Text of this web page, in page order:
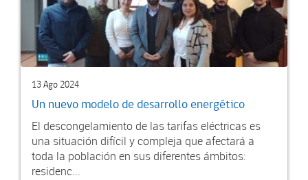
13 Ago 2024
Un nuevo modelo de desarrollo energético
El descongelamiento de las tarifas eléctricas es
una situación difícil y compleja que afectará a
toda la población en sus diferentes ámbitos:
residenc...